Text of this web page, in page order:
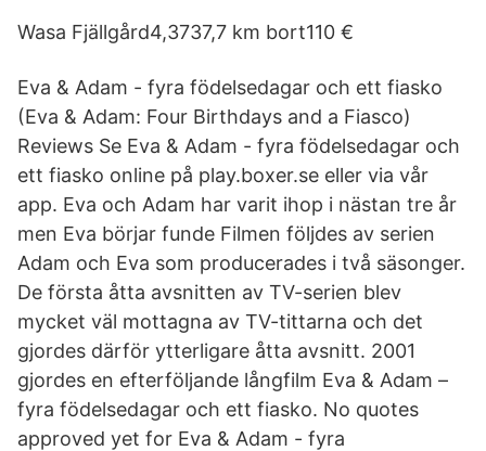
Wasa Fjällgård4,3737,7 km bort110 €
Eva & Adam - fyra födelsedagar och ett fiasko
(Eva & Adam: Four Birthdays and a Fiasco)
Reviews Se Eva & Adam - fyra födelsedagar och
ett fiasko online på play.boxer.se eller via vår
app. Eva och Adam har varit ihop i nästan tre år
men Eva börjar funde Filmen följdes av serien
Adam och Eva som producerades i två säsonger.
De första åtta avsnitten av TV-serien blev
mycket väl mottagna av TV-tittarna och det
gjordes därför ytterligare åtta avsnitt. 2001
gjordes en efterföljande långfilm Eva & Adam –
fyra födelsedagar och ett fiasko. No quotes
approved yet for Eva & Adam - fyra